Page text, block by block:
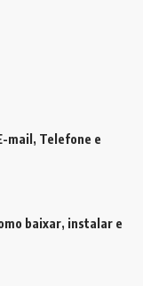
mail, Telefone e
baixar, instalar e